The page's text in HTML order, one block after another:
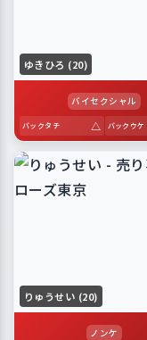
ゆきひろ (20)
バイセクシャル
バックタチ △ バックウケ
りゅうせい (20)
ノンケ